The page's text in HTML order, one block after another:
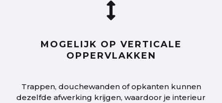

MOGELIJK OP VERTICALE
OPPERVLAKKEN
Trappen, douchewanden of opkanten kunnen
dezelfde afwerking krijgen, waardoor je interieur